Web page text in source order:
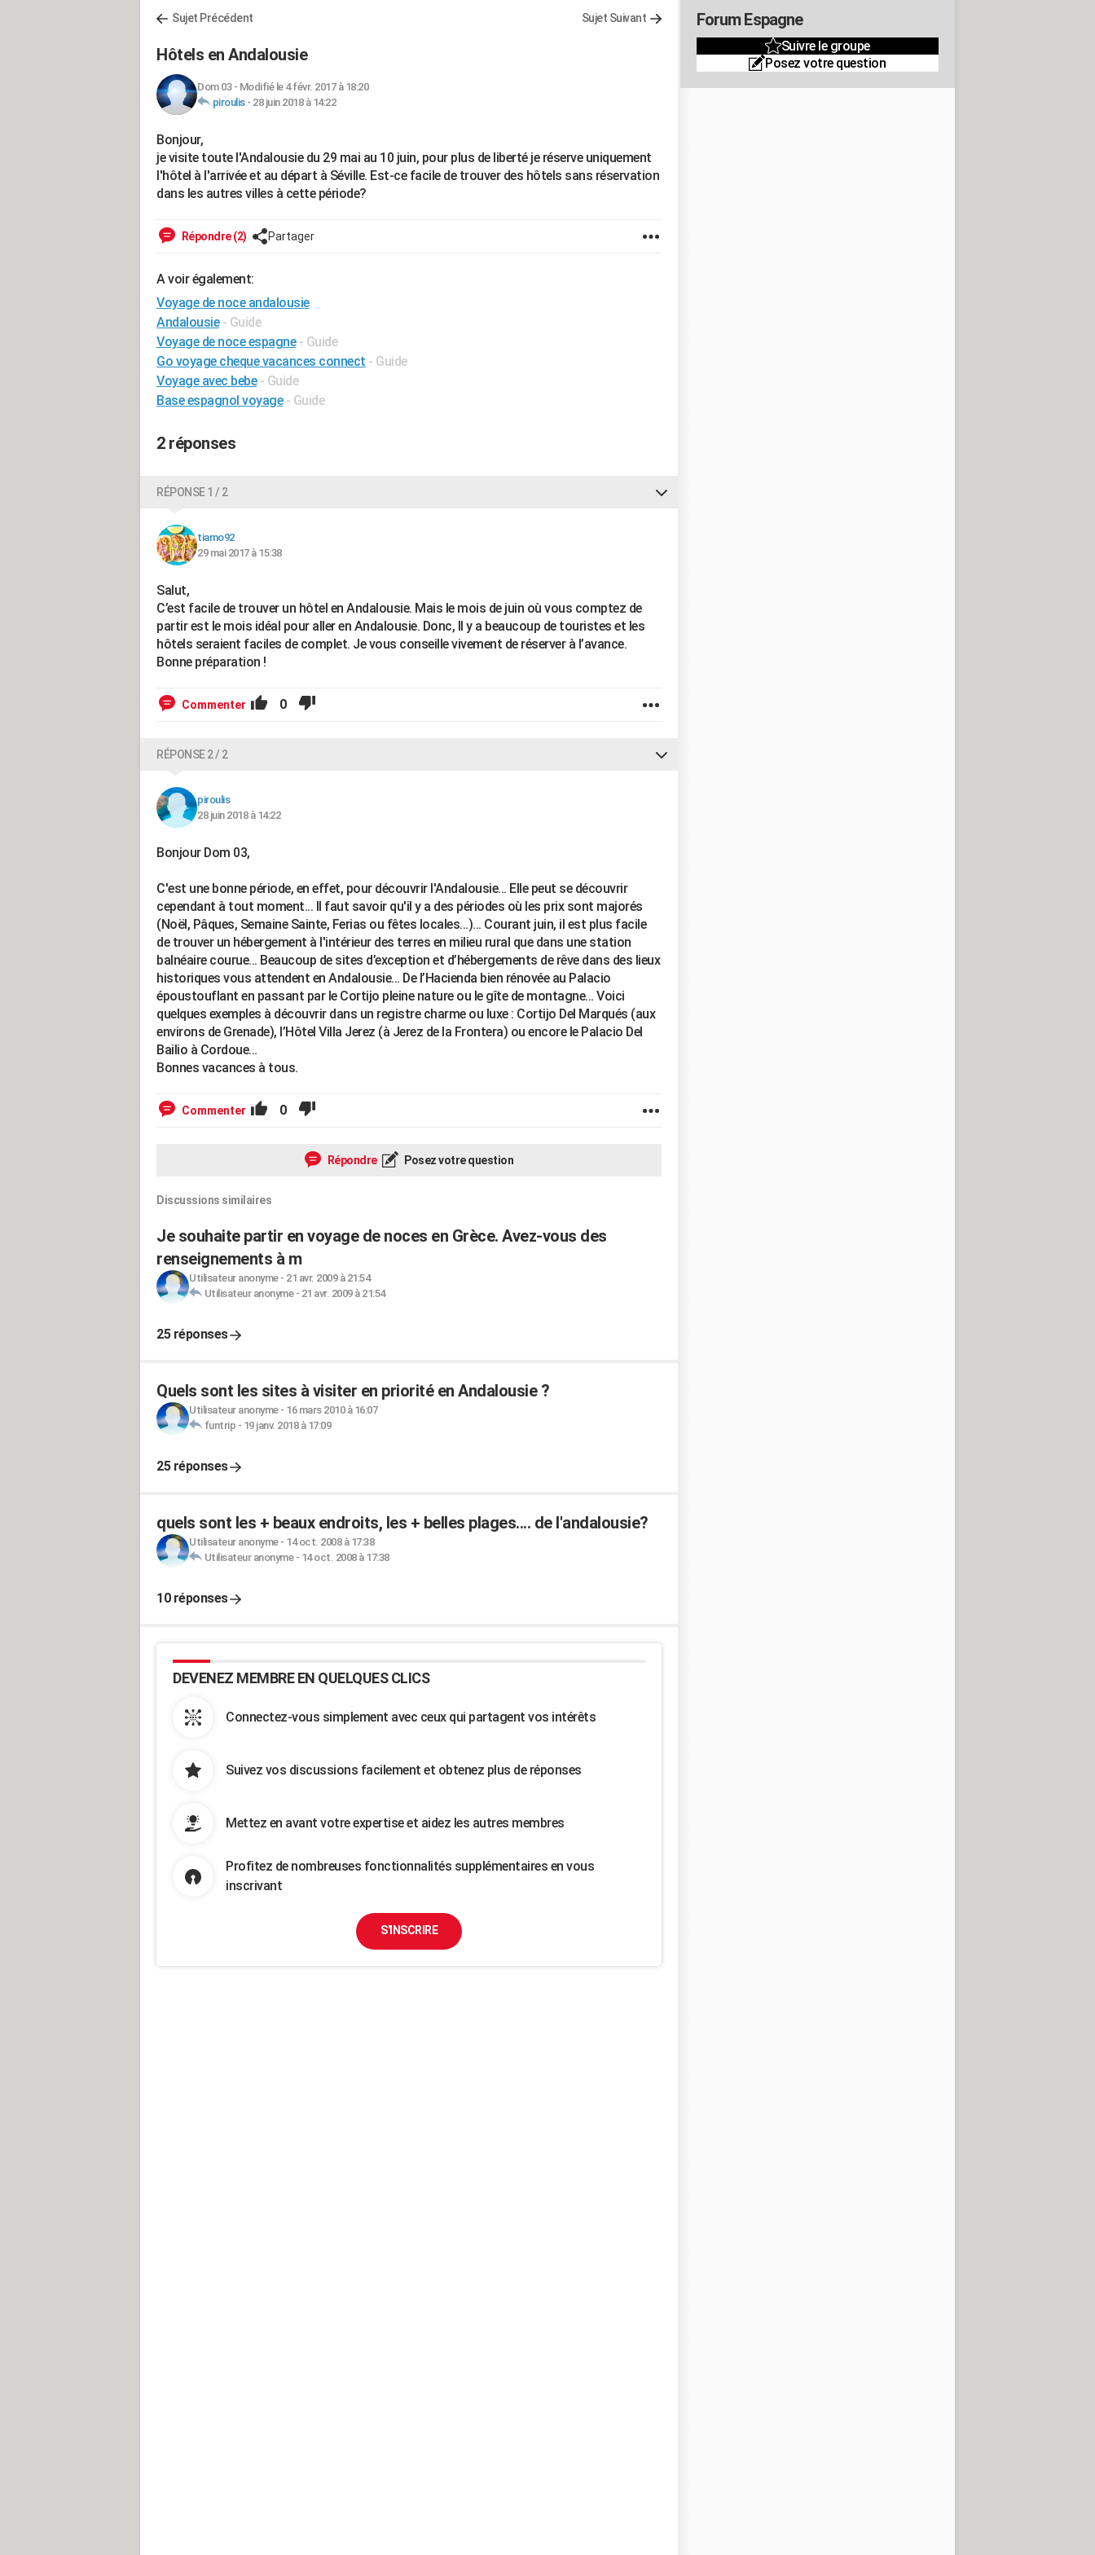
Sujet Précédent Sujet Suivant
Hôtels en Andalousie
Dom 03- Modifié le 4 févr. 2017 à 18:20
piroulis- 28 juin 2018 à 14:22
Bonjour,
je visite toute l'Andalousie du 29 mai au 10 juin, pour plus de liberté je réserve uniquement
l'hôtel à l'arrivée et au départ à Séville. Est-ce facile de trouver des hôtels sans réservation
dans les autres villes à cette période?
Répondre (2) Partager
A voir également:
Voyage de noce andalousie
Andalousie - Guide
Voyage de noce espagne - Guide
Go voyage cheque vacances connect - Guide
Voyage avec bebe - Guide
Base espagnol voyage - Guide
2 réponses
RÉPONSE 1 / 2
tiamo92
29 mai 2017 à 15:38
Salut,
C’est facile de trouver un hôtel en Andalousie. Mais le mois de juin où vous comptez de
partir est le mois idéal pour aller en Andalousie. Donc, Il y a beaucoup de touristes et les
hôtels seraient faciles de complet. Je vous conseille vivement de réserver à l’avance.
Bonne préparation !
Commenter 0
RÉPONSE 2 / 2
piroulis
28 juin 2018 à 14:22
Bonjour Dom 03,
C'est une bonne période, en effet, pour découvrir l'Andalousie... Elle peut se découvrir
cependant à tout moment... Il faut savoir qu'il y a des périodes où les prix sont majorés
(Noël, Pâques, Semaine Sainte, Ferias ou fêtes locales...)... Courant juin, il est plus facile
de trouver un hébergement à l'intérieur des terres en milieu rural que dans une station
balnéaire courue... Beaucoup de sites d’exception et d’hébergements de rêve dans des lieux
historiques vous attendent en Andalousie… De l’Hacienda bien rénovée au Palacio
époustouflant en passant par le Cortijo pleine nature ou le gîte de montagne… Voici
quelques exemples à découvrir dans un registre charme ou luxe : Cortijo Del Marqués (aux
environs de Grenade), l’Hôtel Villa Jerez (à Jerez de la Frontera) ou encore le Palacio Del
Bailio à Cordoue…
Bonnes vacances à tous.
Commenter 0
Répondre Posez votre question
Discussions similaires
Je souhaite partir en voyage de noces en Grèce. Avez-vous des
renseignements à m
Utilisateur anonyme- 21 avr. 2009 à 21:54
Utilisateur anonyme- 21 avr. 2009 à 21:54
25 réponses
Quels sont les sites à visiter en priorité en Andalousie ?
Utilisateur anonyme- 16 mars 2010 à 16:07
funtrip - 19 janv. 2018 à 17:09
25 réponses
quels sont les + beaux endroits, les + belles plages.... de l'andalousie?
Utilisateur anonyme- 14 oct. 2008 à 17:38
Utilisateur anonyme- 14 oct. 2008 à 17:38
10 réponses
DEVENEZ MEMBRE EN QUELQUES CLICS
Connectez-vous simplement avec ceux qui partagent vos intérêts
Suivez vos discussions facilement et obtenez plus de réponses
Mettez en avant votre expertise et aidez les autres membres
Profitez de nombreuses fonctionnalités supplémentaires en vous
inscrivant
S'INSCRIRE
Forum Espagne
Suivre le groupe
Posez votre question